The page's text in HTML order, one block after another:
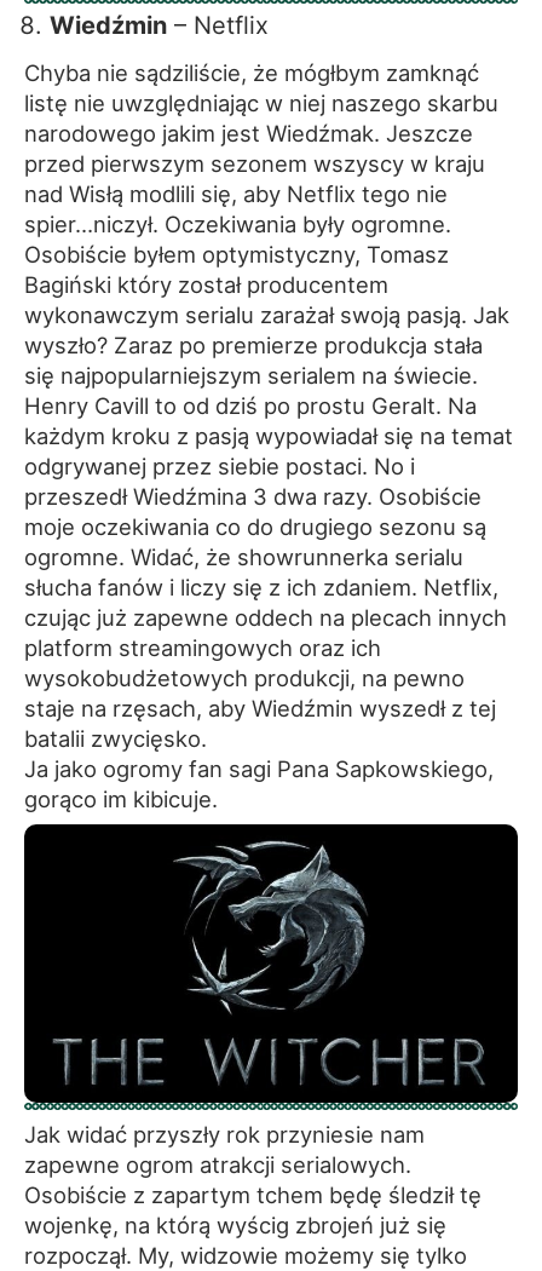
Wiedźmin– Netflix
Chyba nie sądziliście, że mógłbym zamknąć
listę nie uwzględniając w niej naszego skarbu
narodowego jakim jest Wiedźmak. Jeszcze
przed pierwszym sezonem wszyscy w kraju
nad Wisłą modlili się, aby Netflix tego nie
spier…niczył. Oczekiwania były ogromne.
Osobiście byłem optymistyczny, Tomasz
Bagiński który został producentem
wykonawczym serialu zarażał swoją pasją. Jak
wyszło? Zaraz po premierze produkcja stała
się najpopularniejszym serialem na świecie.
Henry Cavill to od dziś po prostu Geralt. Na
każdym kroku z pasją wypowiadał się na temat
odgrywanej przez siebie postaci. No i
przeszedł Wiedźmina 3 dwa razy. Osobiście
moje oczekiwania co do drugiego sezonu są
ogromne. Widać, że showrunnerka serialu
słucha fanów i liczy się z ich zdaniem. Netflix,
czując już zapewne oddech na plecach innych
platform streamingowych oraz ich
wysokobudżetowych produkcji, na pewno
staje na rzęsach, aby Wiedźmin wyszedł z tej
batalii zwycięsko.
Ja jako ogromy fan sagi Pana Sapkowskiego,
gorąco im kibicuje.
Jak widać przyszły rok przyniesie nam
zapewne ogrom atrakcji serialowych.
Osobiście z zapartym tchem będę śledził tę
wojenkę, na którą wyścig zbrojeń już się
rozpoczął. My, widzowie możemy się tylko